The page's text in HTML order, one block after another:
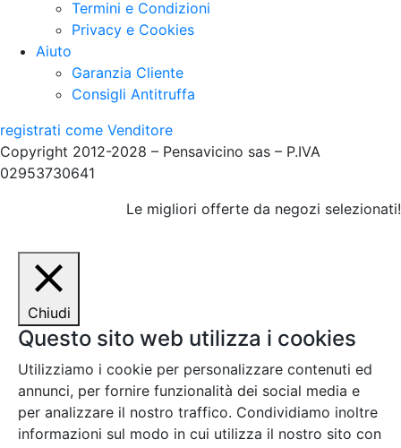
Termini e Condizioni
Privacy e Cookies
Aiuto
Garanzia Cliente
Consigli Antitruffa
registrati come Venditore
Copyright 2012-2028 – Pensavicino sas – P.IVA
02953730641
Le migliori offerte da negozi selezionati!
Chiudi
Questo sito web utilizza i cookies
Utilizziamo i cookie per personalizzare contenuti ed
annunci, per fornire funzionalità dei social media e
per analizzare il nostro traffico. Condividiamo inoltre
informazioni sul modo in cui utilizza il nostro sito con